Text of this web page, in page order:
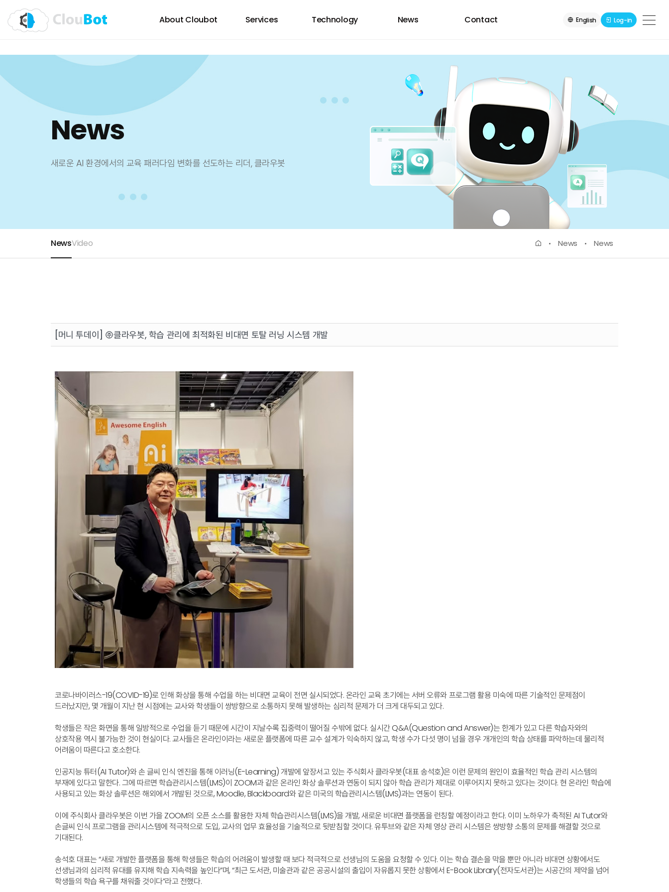
About Cloubot Mission Our Partners Business
AI Speaking Coach AI Writing Coach
All-in-one Platform
Technology Customized GPT
News Video
About Cloubot Services Technology News Contact English Log-in
News
새로운 AI 환경에서의 교육 패러다임 변화를 선도하는 리더, 클라우봇
NewsVideo News News
[머니 투데이] ㈜클라우봇, 학습 관리에 최적화된 비대면 토탈 러닝 시스템 개발
코로나바이러스-19(COVID-19)로 인해 화상을 통해 수업을 하는 비대면 교육이 전면 실시되었다. 온라인 교육 초기에는 서버 오류와 프로그램 활용 미숙에 따른 기술적인 문제점이
드러났지만, 몇 개월이 지난 현 시점에는 교사와 학생들이 쌍방향으로 소통하지 못해 발생하는 심리적 문제가 더 크게 대두되고 있다.
학생들은 작은 화면을 통해 일방적으로 수업을 듣기 때문에 시간이 지날수록 집중력이 떨어질 수밖에 없다. 실시간 Q&A(Question and Answer)는 한계가 있고 다른 학습자와의
상호작용 역시 불가능한 것이 현실이다. 교사들은 온라인이라는 새로운 플랫폼에 따른 교수 설계가 익숙하지 않고, 학생 수가 다섯 명이 넘을 경우 개개인의 학습 상태를 파악하는데 물리적
어려움이 따른다고 호소한다.
인공지능 튜터(AI Tutor)와 손 글씨 인식 엔진을 통해 이러닝(E-Learning) 개발에 앞장서고 있는 주식회사 클라우봇(대표 송석호)은 이런 문제의 원인이 효율적인 학습 관리 시스템의
부재에 있다고 말한다. 그에 따르면 학습관리시스템(LMS)이 ZOOM과 같은 온라인 화상 솔루션과 연동이 되지 않아 학습 관리가 제대로 이루어지지 못하고 있다는 것이다. 현 온라인 학습에
사용되고 있는 화상 솔루션은 해외에서 개발된 것으로, Moodle, Blackboard와 같은 미국의 학습관리시스템(LMS)과는 연동이 된다.
이에 주식회사 클라우봇은 이번 가을 ZOOM의 오픈 소스를 활용한 자체 학습관리시스템(LMS)을 개발, 새로운 비대면 플랫폼을 런칭할 예정이라고 한다. 이미 노하우가 축적된 AI Tutor와
손글씨 인식 프로그램을 관리시스템에 적극적으로 도입, 교사의 업무 효율성을 기술적으로 뒷받침할 것이다. 유투브와 같은 자체 영상 관리 시스템은 쌍방향 소통의 문제를 해결할 것으로
기대된다.
송석호 대표는 “새로 개발한 플랫폼을 통해 학생들은 학습의 어려움이 발생할 때 보다 적극적으로 선생님의 도움을 요청할 수 있다. 이는 학습 결손을 막을 뿐만 아니라 비대면 상황에서도
선생님과의 심리적 유대를 유지해 학습 지속력을 높인다”며, “최근 도서관, 미술관과 같은 공공시설의 출입이 자유롭지 못한 상황에서 E-Book Library(전자도서관)는 시공간의 제약을 넘어
학생들의 학습 욕구를 채워줄 것이다”라고 전했다.